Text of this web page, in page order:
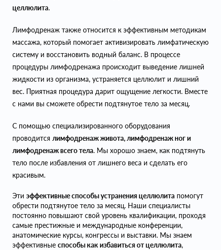
целлюлита.
Лимфодренаж также относится к эффективным методикам
массажа, который помогает активизировать лимфатическую
систему и восстановить водный баланс. В процессе
процедуры лимфодренажа происходит выведение лишней
жидкости из организма, устраняется целлюлит и лишний
вес. Приятная процедура дарит ощущение легкости. Вместе
с нами вы сможете обрести подтянутое тело за месяц.
С помощью специализированного оборудования
проводится лимфодренаж живота, лимфодренаж ног и
лимфодренаж всего тела. Мы хорошо знаем, как подтянуть
тело после избавления от лишнего веса и сделать его
красивым.
Эти эффективные способы устранения целлюлита помогут
обрести подтянутое тело за месяц. Наши специалисты
постоянно повышают свой уровень квалификации, проходя
самые престижные и международные конференции,
анатомические курсы, конгрессы и выставки. Мы знаем
эффективные способы как избавиться от целлюлита,